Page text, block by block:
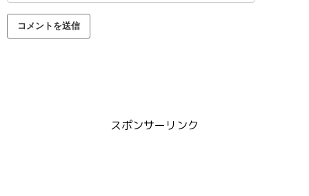
スポンサーリンク